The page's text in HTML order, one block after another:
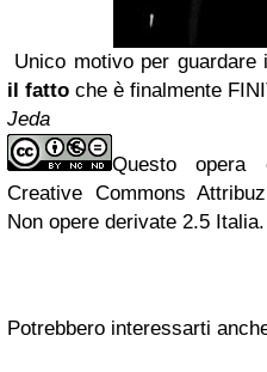
Unico motivo per
il fatto che è finalmente
Jeda
Questo opera
Creative Commons
Non opere derivate 2.5 Italia.
Potrebbero interessarti